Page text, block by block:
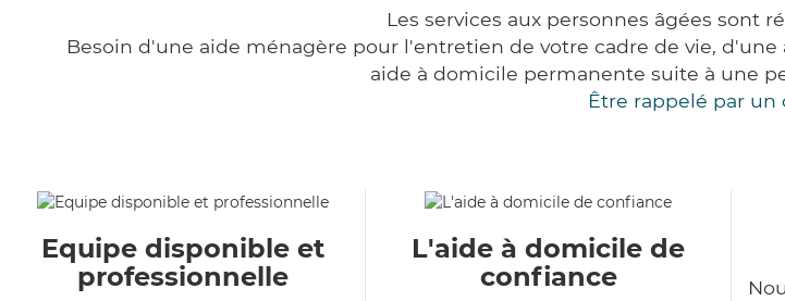
Les services aux personnes âgées sont
Besoin d'une aide ménagère pour l'entretien de votre cadre de vie,
aide à domicile permanente suite à une
Être rappelé par un
Equipe disponible et
professionnelle
L'aide à domicile de
confiance